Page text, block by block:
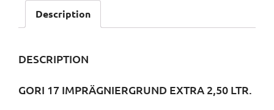
Description
DESCRIPTION
GORI 17 IMPRÄGNIERGRUND EXTRA 2,50 LTR.